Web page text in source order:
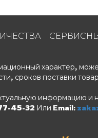
характер,
сроков поставки
информацию и
45-32 Или Email: